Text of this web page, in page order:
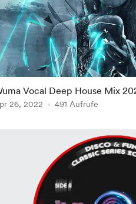
Vocal Deep House Mix
26, 2022 491 Aufrufe